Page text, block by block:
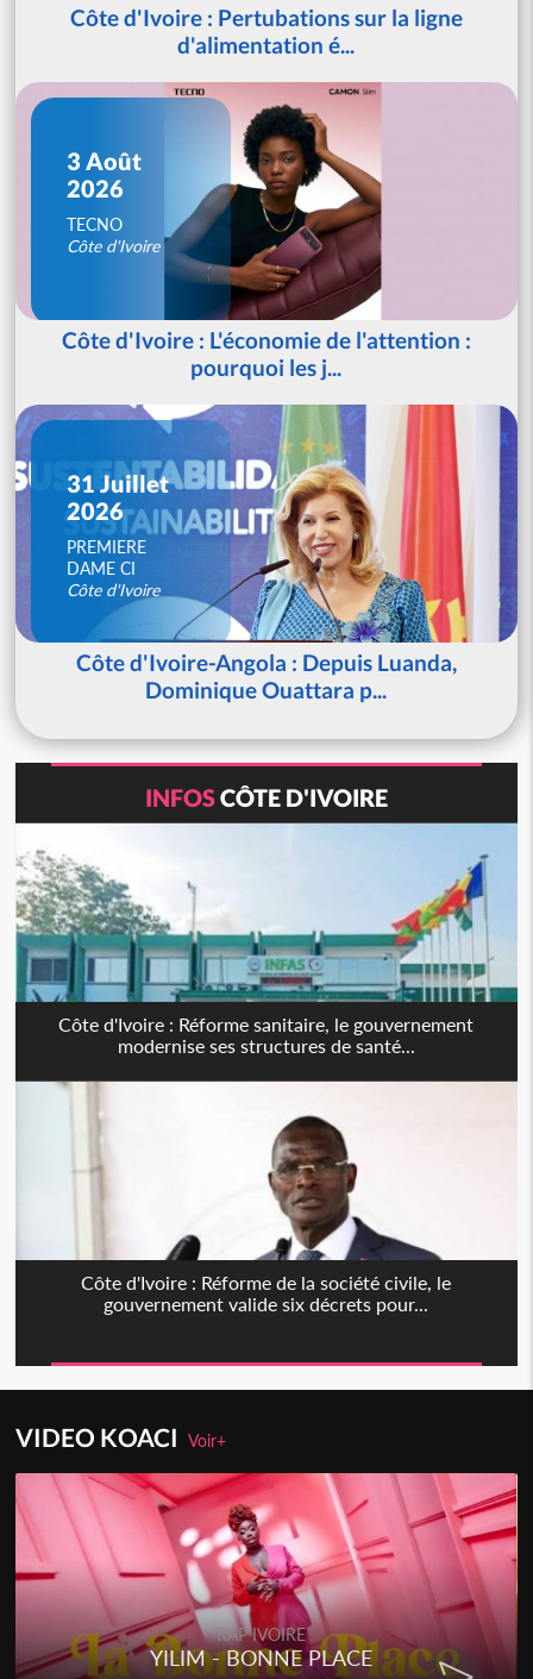
Côte d'Ivoire : Pertubations sur la ligne
d'alimentation é...
3 Août
2026
TECNO
Côte d'Ivoire
Côte d'Ivoire : L'économie de l'attention :
pourquoi les j...
31 Juillet
2026
PREMIERE
DAME CI
Côte d'Ivoire
Côte d'Ivoire-Angola : Depuis Luanda,
Dominique Ouattara p...
INFOSCÔTE D'IVOIRE
Côte d'Ivoire : Réforme sanitaire, le gouvernement
modernise ses structures de santé...
Côte d'Ivoire : Réforme de la société civile, le
gouvernement valide six décrets pour...
VIDEO KOACIVoir+
RAP IVOIRE
YILIM - BONNE PLACE